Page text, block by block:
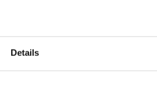
Details